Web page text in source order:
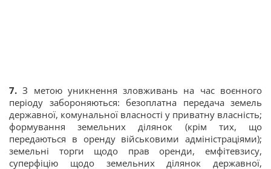
7.З метою уникнення зловживань на час воєнного
періоду забороняються: безоплатна передача земель
державної, комунальної власності у приватну власність;
формування земельних ділянок (крім тих, що
передаються в оренду військовими адміністраціями);
земельні торги щодо прав оренди, емфітевзису,
суперфіцію щодо земельних ділянок державної,